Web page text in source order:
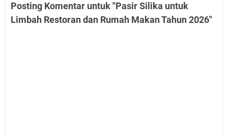
Posting Komentar untuk "Pasir Silika untuk
Limbah Restoran dan Rumah Makan Tahun 2026"